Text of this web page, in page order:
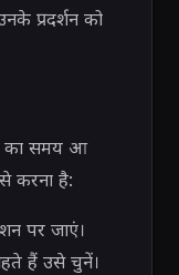
प्रदर्शन को
का समय आ
करना है:
पर जाएं।
हैं उसे चुनें।